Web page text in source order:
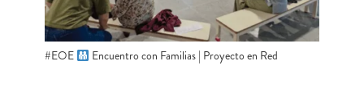
#EOE ​ Encuentro con Familias | Proyecto en Red